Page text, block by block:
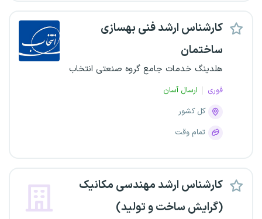
کارشناس ارشد فنی بهسازی
ساختمان
هلدینگ خدمات جامع گروه صنعتی انتخاب
فوری
ارسال آسان
کل کشور
تمام وقت
کارشناس ارشد مهندسی مکانیک
(گرایش ساخت و تولید)